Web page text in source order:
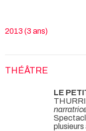
2013 (3 ans)
THÉÂTRE
LE
plusieurs